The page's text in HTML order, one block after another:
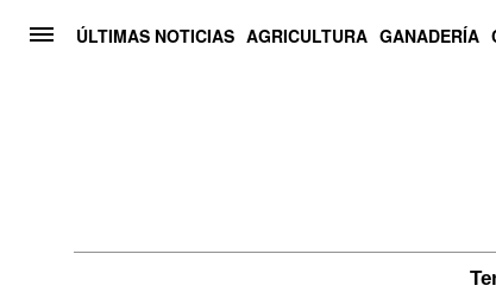
ÚLTIMAS NOTICIAS AGRICULTURA GANADERÍA